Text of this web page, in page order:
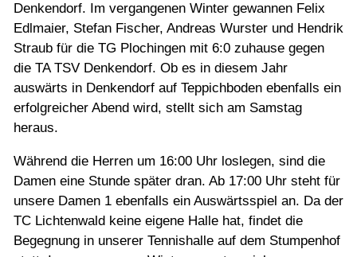
Denkendorf. Im vergangenen Winter gewannen Felix
Edlmaier, Stefan Fischer, Andreas Wurster und Hendrik
Straub für die TG Plochingen mit 6:0 zuhause gegen
die TA TSV Denkendorf. Ob es in diesem Jahr
auswärts in Denkendorf auf Teppichboden ebenfalls ein
erfolgreicher Abend wird, stellt sich am Samstag
heraus.
Während die Herren um 16:00 Uhr loslegen, sind die
Damen eine Stunde später dran. Ab 17:00 Uhr steht für
unsere Damen 1 ebenfalls ein Auswärtsspiel an. Da der
TC Lichtenwald keine eigene Halle hat, findet die
Begegnung in unserer Tennishalle auf dem Stumpenhof